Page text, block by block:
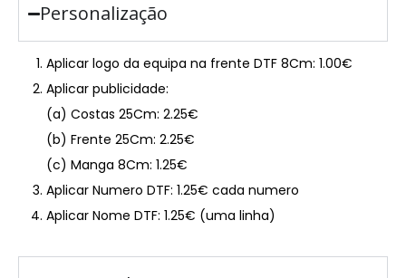
Personalização
Aplicar logo da equipa na frente DTF 8Cm: 1.00€
Aplicar publicidade:
(a) Costas 25Cm: 2.25€
(b) Frente 25Cm: 2.25€
(c) Manga 8Cm: 1.25€
Aplicar Numero DTF: 1.25€ cada numero
Aplicar Nome DTF: 1.25€ (uma linha)